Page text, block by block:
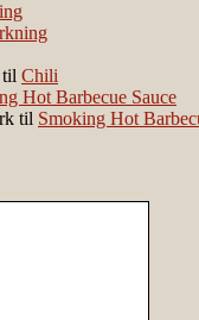
til Chili
Hot Barbecue Sauce
til Smoking Hot